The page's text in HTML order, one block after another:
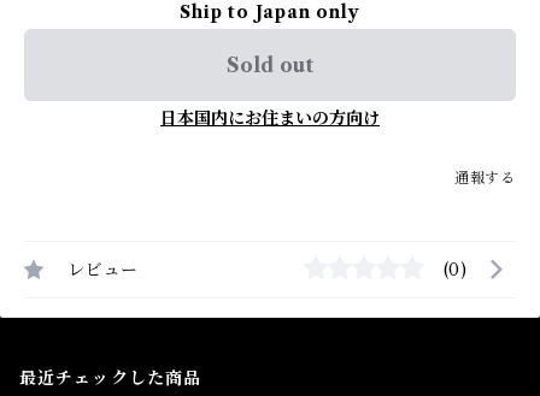
Ship to Japan only
Sold out
日本国内にお住まいの方向け
通報する
レビュー (0)
最近チェックした商品